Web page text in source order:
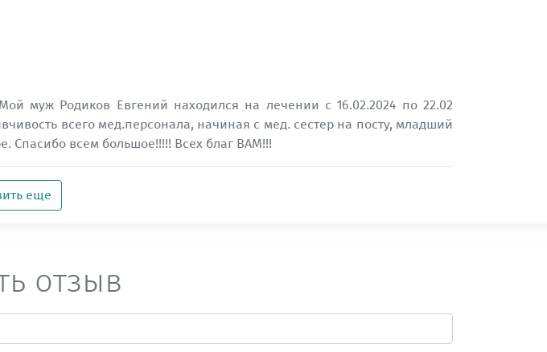
муж Родиков Евгений находился на лечении с 16.02.2024 по 22.02
всего мед.персонала, начиная с мед. сестер на посту, младший
Спасибо всем большое!!!!! Всех благ ВАМ!!!
еще
отзыв